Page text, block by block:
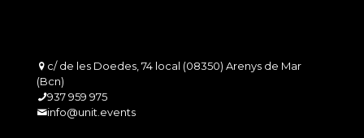
c/ de les Doedes, 74 local (08350) Arenys de Mar
(Bcn)
937 959 975
info@unit.events